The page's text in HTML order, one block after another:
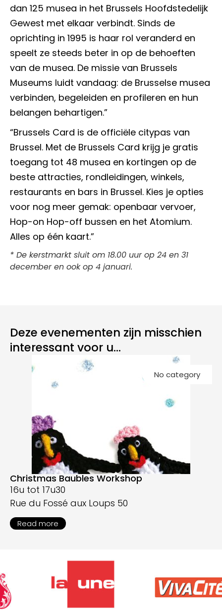
dan 125 musea in het Brussels Hoofdstedelijk
Gewest met elkaar verbindt. Sinds de
oprichting in 1995 is haar rol veranderd en
speelt ze steeds beter in op de behoeften
van de musea. De missie van Brussels
Museums luidt vandaag: de Brusselse musea
verbinden, begeleiden en profileren en hun
belangen behartigen.”
“Brussels Card is de officiële citypas van
Brussel. Met de Brussels Card krijg je gratis
toegang tot 48 musea en kortingen op de
beste attracties, rondleidingen, winkels,
restaurants en bars in Brussel. Kies je opties
voor nog meer gemak: openbaar vervoer,
Hop-on Hop-off bussen en het Atomium.
Alles op één kaart.”
* De kerstmarkt sluit om 18.00 uur op 24 en 31
december en ook op 4 januari.
Deze evenementen zijn misschien
interessant voor u...
No category
Christmas Baubles Workshop
16u tot 17u30
Rue du Fossé aux Loups 50
Read more